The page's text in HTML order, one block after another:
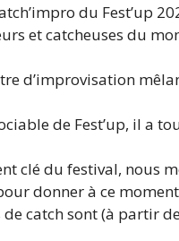
du Fest’up
et catcheuses du
d’improvisation
de Fest’up, il a
clé du festival, nous
donner à ce
catch sont (à partir